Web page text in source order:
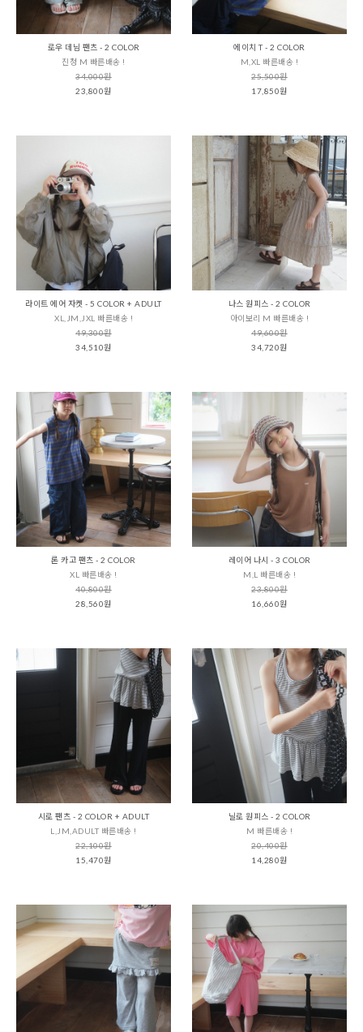
로우 데님 팬츠 - 2 COLOR
진청 M 빠른배송 !
34,000원
23,800원
에이치 T - 2 COLOR
M,XL 빠른배송 !
25,500원
17,850원
라이트 에어 자켓 - 5 COLOR + ADULT
XL,JM,JXL 빠른배송 !
49,300원
34,510원
나스 원피스 - 2 COLOR
아이보리 M 빠른배송 !
49,600원
34,720원
론 카고 팬츠 - 2 COLOR
XL 빠른배송 !
40,800원
28,560원
레이어 나시 - 3 COLOR
M,L 빠른배송 !
23,800원
16,660원
시로 팬츠 - 2 COLOR + ADULT
L,JM,ADULT 빠른배송 !
22,100원
15,470원
닐로 원피스 - 2 COLOR
M 빠른배송 !
20,400원
14,280원